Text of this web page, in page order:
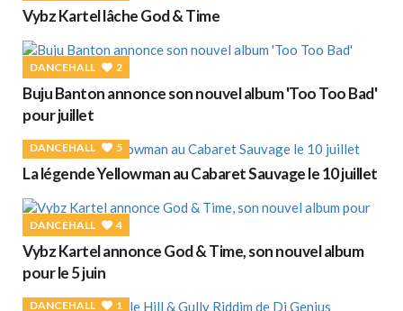
Vybz Kartel lâche God & Time
DANCEHALL 2
Buju Banton annonce son nouvel album 'Too Too Bad'
pour juillet
DANCEHALL 5
La légende Yellowman au Cabaret Sauvage le 10 juillet
DANCEHALL 4
Vybz Kartel annonce God & Time, son nouvel album
pour le 5 juin
DANCEHALL 1